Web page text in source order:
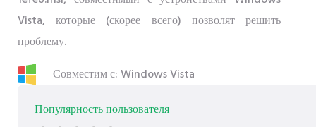
Vista, которые (скорее всего) позволят решить
проблему.
Совместим с: Windows Vista
Популярность пользователя